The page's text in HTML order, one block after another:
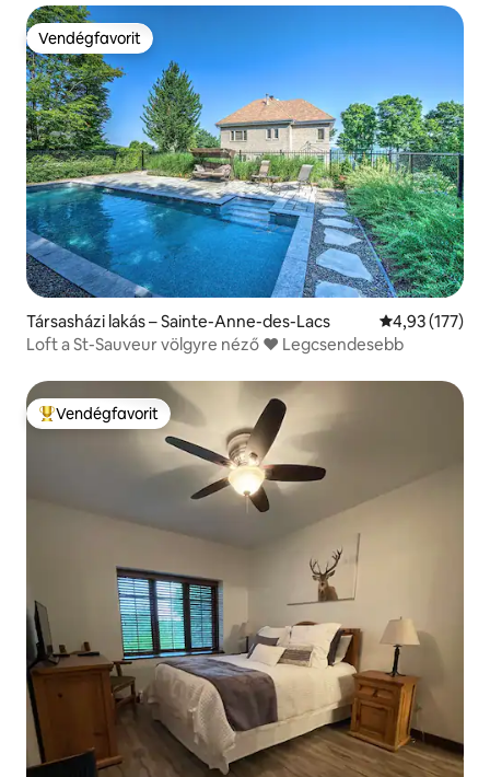
Vendégfavorit
Vendégfavorit
Társasházi lakás – Sainte-Anne-des-Lacs Átlagos
4,93 (177)
Loft a St-Sauveur völgyre néző ❤️ Legcsendesebb
Kiemelt vendégfavorit
Vendégfavorit